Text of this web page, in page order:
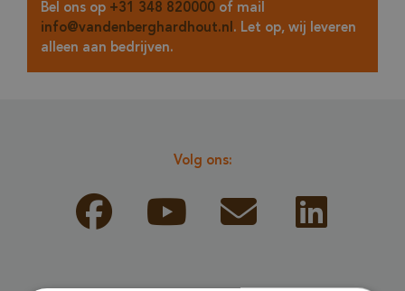
Bel ons op +31 348 820000 of mail
info@vandenberghardhout.nl . Let op, wij leveren
alleen aan bedrijven.
Volg ons: